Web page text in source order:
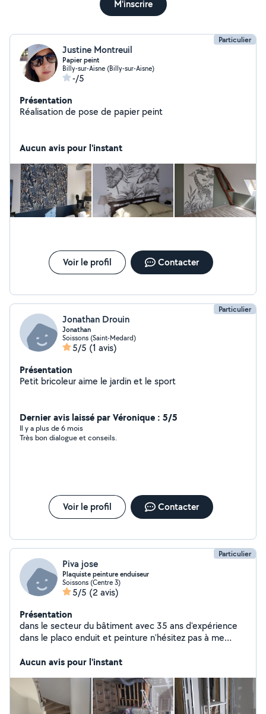
M'inscrire
Particulier
Justine Montreuil
Papier peint
Billy-sur-Aisne (Billy-sur-Aisne)
-/5
Présentation
Réalisation de pose de papier peint
Aucun avis pour l'instant
Voir le profil Contacter
Particulier
Jonathan Drouin
Jonathan
Soissons (Saint-Medard)
5/5 (1 avis)
Présentation
Petit bricoleur aime le jardin et le sport
Dernier avis laissé par Véronique : 5/5
Il y a plus de 6 mois
Très bon dialogue et conseils.
Voir le profil Contacter
Particulier
Piva jose
Plaquiste peinture enduiseur
Soissons (Centre 3)
5/5 (2 avis)
Présentation
dans le secteur du bâtiment avec 35 ans d'expérience
dans le placo enduit et peinture n'hésitez pas à me
Aucun avis pour l'instant